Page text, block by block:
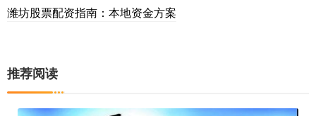
潍坊股票配资指南：本地资金方案
推荐阅读